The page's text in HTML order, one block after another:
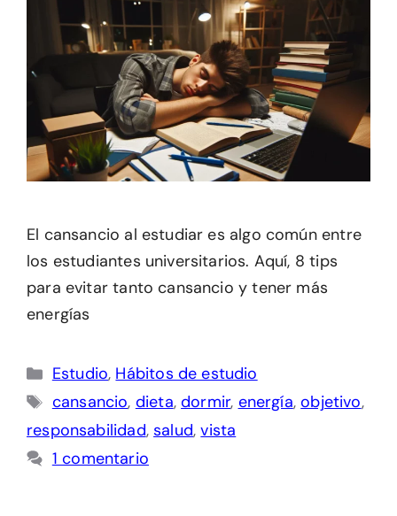
El cansancio al estudiar es algo común entre
los estudiantes universitarios. Aquí, 8 tips
para evitar tanto cansancio y tener más
energías
Categorías
Estudio, Hábitos de estudio
Etiquetas
cansancio, dieta,dormir, energía,objetivo,
responsabilidad,salud,vista
1 comentario